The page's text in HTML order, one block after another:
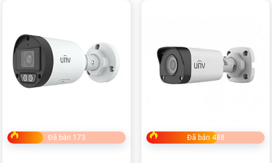
Đã bán 173 Đã bán 488